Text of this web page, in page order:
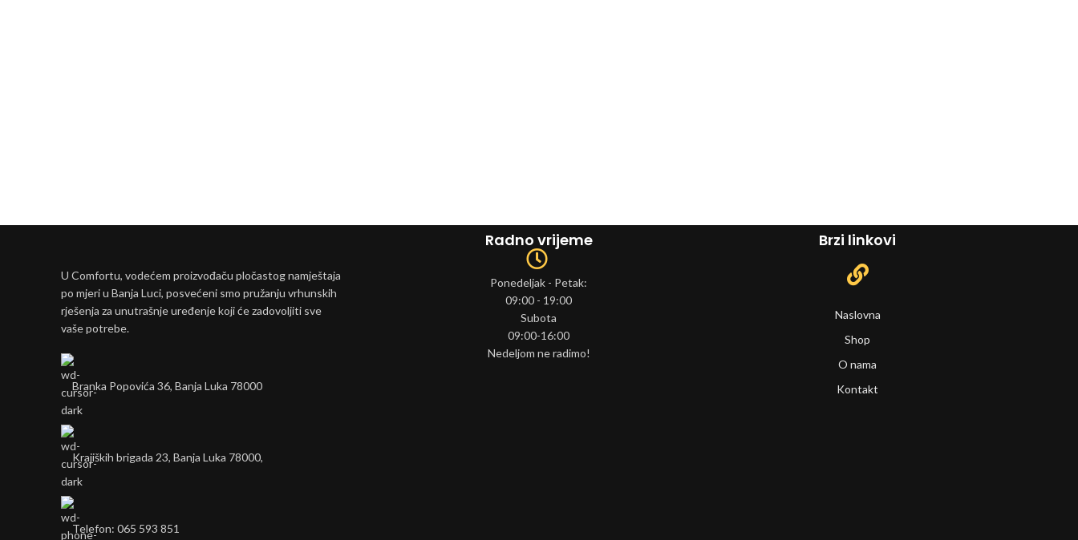
U Comfortu, vodećem proizvođaču pločastog namještaja
po mjeri u Banja Luci, posvećeni smo pružanju vrhunskih
rješenja za unutrašnje uređenje koji će zadovoljiti sve
vaše potrebe.
Branka Popovića 36, Banja Luka 78000
Krajiških brigada 23, Banja Luka 78000,
Telefon: 065 593 851
Radno vrijeme
Ponedeljak - Petak:
09:00 - 19:00
Subota
09:00-16:00
Nedeljom ne radimo!
Brzi linkovi
Naslovna
Shop
O nama
Kontakt